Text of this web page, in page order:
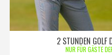
2 STUNDEN GOLF
NUR FÜR GÄSTE